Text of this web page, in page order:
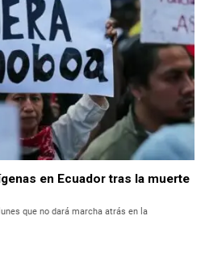
en Ecuador tras la muerte
que no dará marcha atrás en la